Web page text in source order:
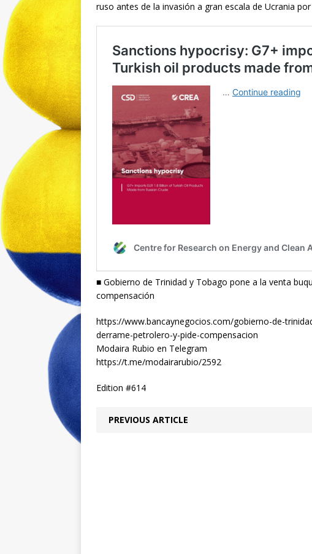
ruso antes de la invasión a gran escala de Ucrania
■ Gobierno de Trinidad y Tobago pone a la venta
compensación
https://www.bancaynegocios.com/gobierno-de-
derrame-petrolero-y-pide-compensacion
Modaira Rubio en Telegram
https://t.me/modairarubio/2592
Edition #614
PREVIOUS ARTICLE